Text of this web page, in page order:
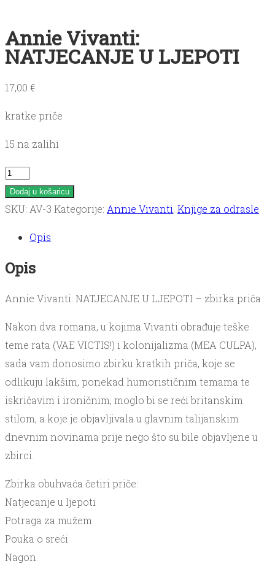
Annie Vivanti:
NATJECANJE U LJEPOTI
17,00 €
kratke priče
15 na zalihi
Annie
Vivanti:
NATJECANJE
LJEPOTI
količina
Dodaj u košaricu
SKU: AV-3 Kategorije: Annie Vivanti, Knjige za odrasle
Opis
Opis
Annie Vivanti: NATJECANJE U LJEPOTI – zbirka priča
Nakon dva romana, u kojima Vivanti obrađuje teške
teme rata (VAE VICTIS!) i kolonijalizma (MEA CULPA),
sada vam donosimo zbirku kratkih priča, koje se
odlikuju lakšim, ponekad humorističnim temama te
iskričavim i ironičnim, moglo bi se reći britanskim
stilom, a koje je objavljivala u glavnim talijanskim
dnevnim novinama prije nego što su bile objavljene u
zbirci.
Zbirka obuhvaća četiri priče:
Natjecanje u ljepoti
Potraga za mužem
Pouka o sreći
Nagon